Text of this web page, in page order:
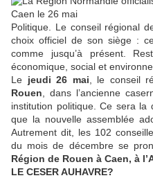
Politique. Le conseil régional
choix officiel de son siège :
comme jusqu’à présent.
économique, social et
Le jeudi 26 mai , le conseil
Rouen , dans l’ancienne
institution politique. Ce sera la
que la nouvelle assemblée
Autrement dit, les 102
du mois de décembre se
Région de Rouen à Caen, à
LE CESER AUHAVRE?